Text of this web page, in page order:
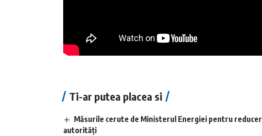
Ti-ar putea placea si
Măsurile cerute de Ministerul Energiei pentru
autorități